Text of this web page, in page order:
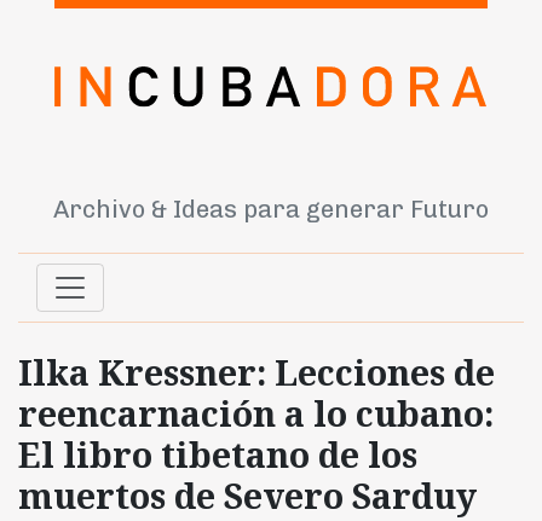
Archivo & Ideas para generar Futuro
Ilka Kressner: Lecciones de
reencarnación a lo cubano:
El libro tibetano de los
muertos de Severo Sarduy